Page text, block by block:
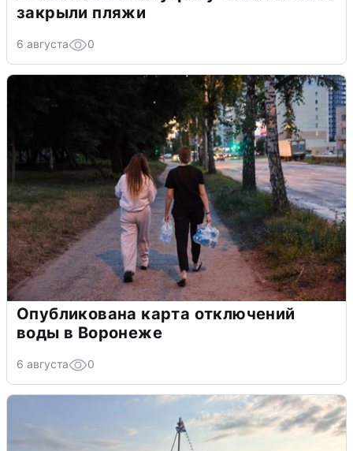
закрыли пляжи
6 августа 0
Опубликована карта отключений
воды в Воронеже
6 августа 0